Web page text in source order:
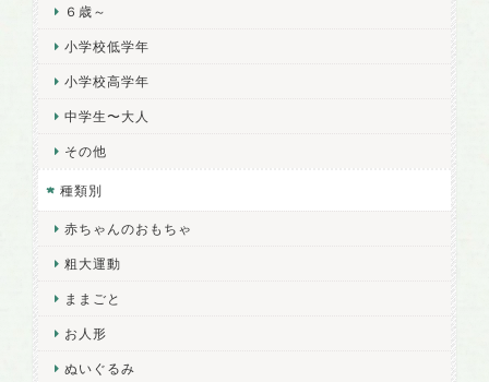
６歳～
小学校低学年
小学校高学年
中学生〜大人
その他
種類別
赤ちゃんのおもちゃ
粗大運動
ままごと
お人形
ぬいぐるみ